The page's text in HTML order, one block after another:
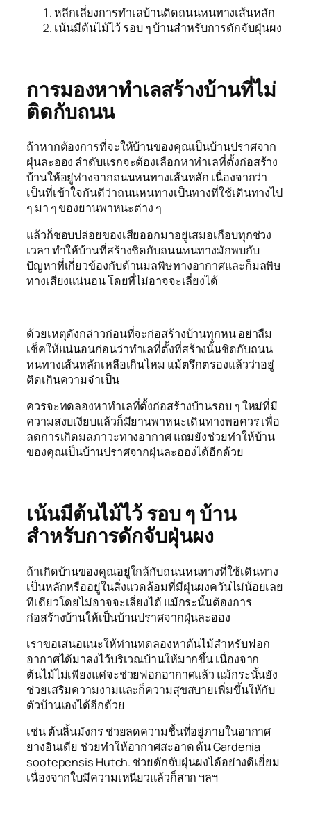
หลีกเลี่ยงการทำเลบ้านติดถนนหนทางเส้นหลัก
เน้นมีต้นไม้ไว้ รอบ ๆ บ้านสำหรับการดักจับฝุ่นผง
การมองหาทำเลสร้างบ้านที่ไม่
ติดกับถนน
ถ้าหากต้องการที่จะให้บ้านของคุณเป็นบ้านปราศจาก
ฝุ่นละออง ลำดับแรกจะต้องเลือกหาทำเลที่ตั้งก่อสร้าง
บ้านให้อยู่ห่างจากถนนหนทางเส้นหลัก เนื่องจากว่า
เป็นที่เข้าใจกันดีว่าถนนหนทางเป็นทางที่ใช้เดินทางไป
ๆ มา ๆ ของยานพาหนะต่าง ๆ
แล้วก็ชอบปล่อยของเสียออกมาอยู่เสมอเกือบทุกช่วง
เวลา ทำให้บ้านที่สร้างชิดกับถนนหนทางมักพบกับ
ปัญหาที่เกี่ยวข้องกับด้านมลพิษทางอากาศและก็มลพิษ
ทางเสียงแน่นอน โดยที่ไม่อาจจะเลี่ยงได้
ด้วยเหตุดังกล่าวก่อนที่จะก่อสร้างบ้านทุกหน อย่าลืม
เช็คให้แน่นอนก่อนว่าทำเลที่ตั้งที่สร้างนั้นชิดกับถนน
หนทางเส้นหลักเหลือเกินไหม แม้ตรึกตรองแล้วว่าอยู่
ติดเกินความจำเป็น
ควรจะทดลองหาทำเลที่ตั้งก่อสร้างบ้านรอบ ๆ ใหม่ที่มี
ความสงบเงียบแล้วก็มียานพาหนะเดินทางพอควร เพื่อ
ลดการเกิดมลภาวะทางอากาศ แถมยังช่วยทำให้บ้าน
ของคุณเป็นบ้านปราศจากฝุ่นละอองได้อีกด้วย
เน้นมีต้นไม้ไว้ รอบ ๆ บ้าน
สำหรับการดักจับฝุ่นผง
ถ้าเกิดบ้านของคุณอยู่ใกล้กับถนนหนทางที่ใช้เดินทาง
เป็นหลักหรืออยู่ในสิ่งแวดล้อมที่มีฝุ่นผงควันไม่น้อยเลย
ทีเดียวโดยไม่อาจจะเลี่ยงได้ แม้กระนั้นต้องการ
ก่อสร้างบ้านให้เป็นบ้านปราศจากฝุ่นละออง
เราขอเสนอแนะให้ท่านทดลองหาต้นไม้สำหรับฟอก
อากาศได้มาลงไว้บริเวณบ้านให้มากขึ้น เนื่องจาก
ต้นไม้ไม่เพียงแค่จะช่วยฟอกอากาศแล้ว แม้กระนั้นยัง
ช่วยเสริมความงามและก็ความสุขสบายเพิ่มขึ้นให้กับ
ตัวบ้านเองได้อีกด้วย
เช่น ต้นลิ้นมังกร ช่วยลดความชื้นที่อยู่ภายในอากาศ
ยางอินเดีย ช่วยทำให้อากาศสะอาด ต้น Gardenia
sootepensis Hutch. ช่วยดักจับฝุ่นผงได้อย่างดีเยี่ยม
เนื่องจากใบมีความเหนียวแล้วก็สาก ฯลฯ